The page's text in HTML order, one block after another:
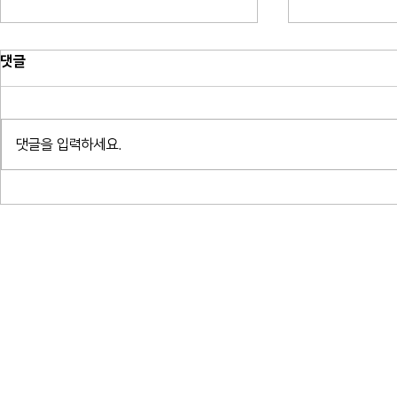
댓글
댓글을 입력하세요.